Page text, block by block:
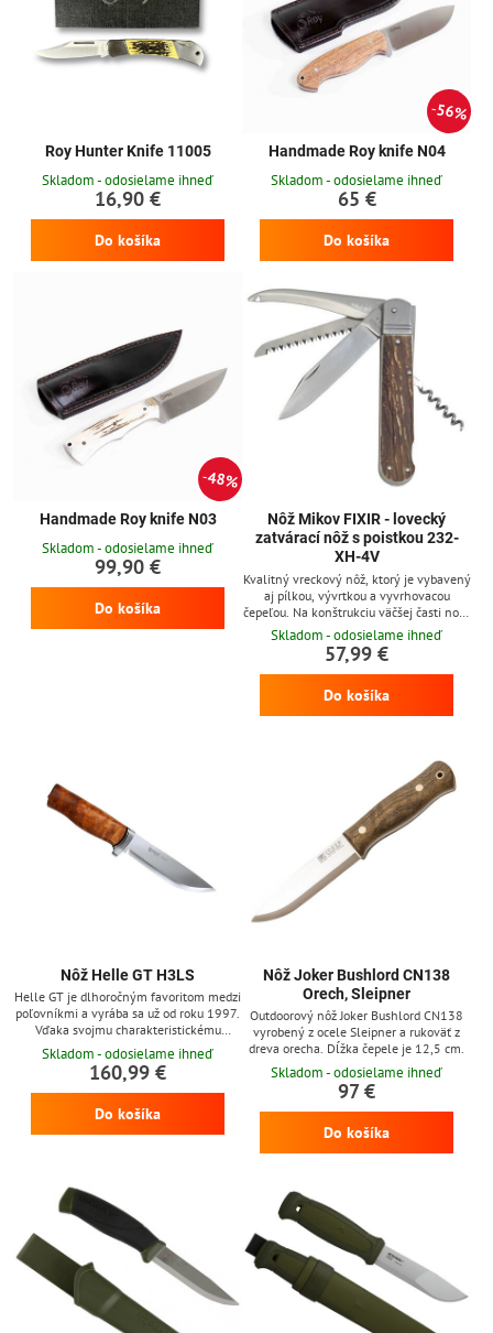
Roy Hunter Knife 11005
Skladom - odosielame ihneď
16,90 €
Do košíka
56%
Handmade Roy knife N04
Skladom - odosielame ihneď
65 €
Do košíka
48%
Handmade Roy knife N03
Skladom - odosielame ihneď
99,90 €
Do košíka
Nôž Mikov FIXIR - lovecký
zatvárací nôž s poistkou 232-
XH-4V
Kvalitný vreckový nôž, ktorý je vybavený
aj pílkou, vývrtkou a vyvrhovacou
čepeľou. Na konštrukciu väčšej časti noža
bola použitá nerezová oceľ AISI 440A o
tvrdosti 56HRC. Rukoväť je vyrobená z
imitácie parohu. Nechýba bezpečnostná
poistka otváracieho mechanizmu. Tento
nôž iste ocení každý turista, poľovník,
Skladom - odosielame ihneď
57,99 €
Do košíka
Nôž Helle GT H3LS
Helle GT je dlhoročným favoritom medzi
poľovníkmi a vyrába sa už od roku 1997.
Vďaka svojmu charakteristickému
vzhľadu s prvkami tradičných
škandinávskych nožov je veľmi obľúbený
takmer na celom svete. Čepeľ z
trojvstvovej laminovanej nerezovej ocele
Helle H3LSS so škandinávskym
Skladom - odosielame ihneď
160,99 €
Do košíka
Nôž Joker Bushlord CN138
Orech, Sleipner
Outdoorový nôž Joker Bushlord CN138
vyrobený z ocele Sleipner a rukoväť z
dreva orecha. Dĺžka čepele je 12,5 cm.
Skladom - odosielame ihneď
97 €
Do košíka